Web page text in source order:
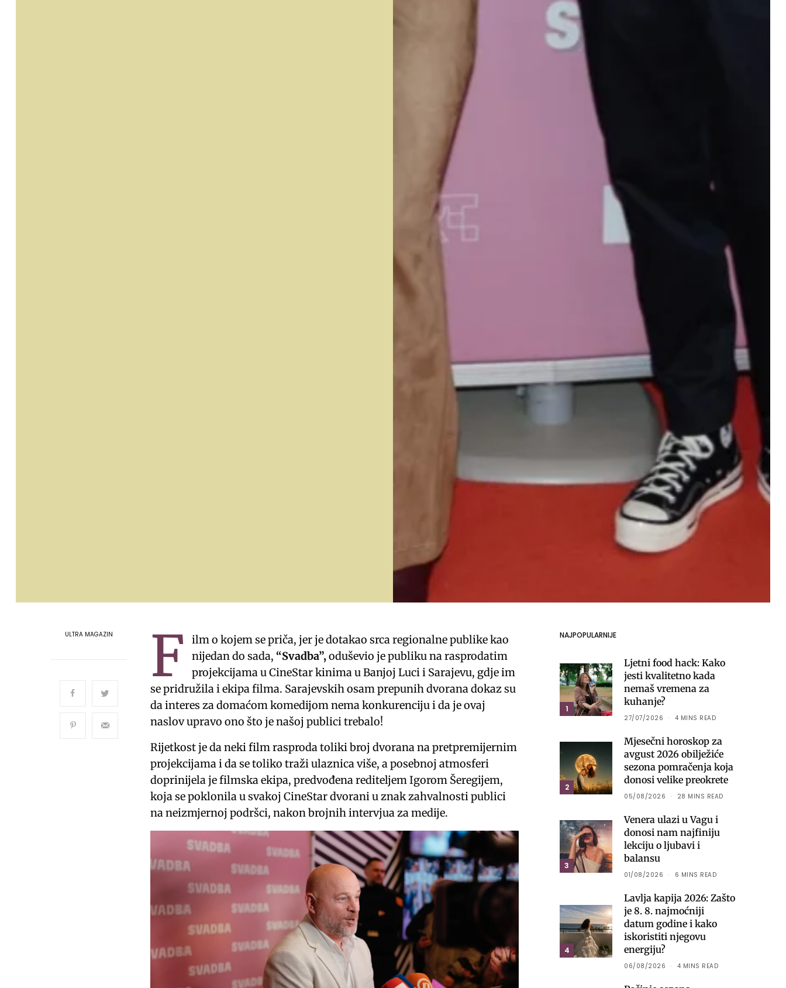
ULTRA MAGAZIN F
ilm o kojem se priča, jer je dotakao srca regionalne publike kao
nijedan do sada, “Svadba”,oduševio je publiku na rasprodatim
projekcijama u CineStar kinima u Banjoj Luci i Sarajevu, gdje im
se pridružila i ekipa filma. Sarajevskih osam prepunih dvorana dokaz su
da interes za domaćom komedijom nema konkurenciju i da je ovaj
naslov upravo ono što je našoj publici trebalo!
Rijetkost je da neki film rasproda toliki broj dvorana na pretpremijernim
projekcijama i da se toliko traži ulaznica više, a posebnoj atmosferi
doprinijela je filmska ekipa, predvođena rediteljem Igorom Šeregijem,
koja se poklonila u svakoj CineStar dvorani u znak zahvalnosti publici
na neizmjernoj podršci, nakon brojnih intervjua za medije.
NAJPOPULARNIJE
1
Ljetni food hack: Kako
jesti kvalitetno kada
nemaš vremena za
kuhanje?
27/07/2026 4 MINS READ
2
Mjesečni horoskop za
avgust 2026 obilježiće
sezona pomračenja koja
donosi velike preokrete
05/08/2026 28 MINS READ
3
Venera ulazi u Vagu i
donosi nam najfiniju
lekciju o ljubavi i
balansu
01/08/2026 6 MINS READ
4
Lavlja kapija 2026: Zašto
je 8. 8. najmoćniji
datum godine i kako
iskoristiti njegovu
energiju?
06/08/2026 4 MINS READ